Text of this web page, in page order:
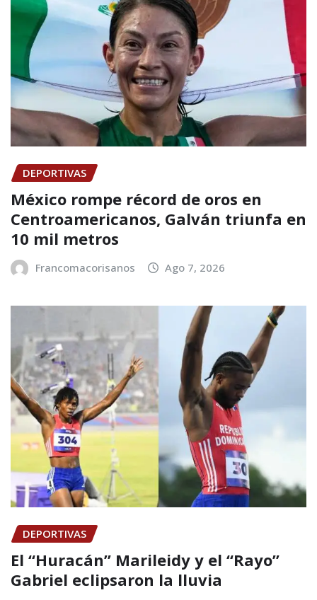
DEPORTIVAS
México rompe récord de oros en
Centroamericanos, Galván triunfa en
10 mil metros
Francomacorisanos Ago 7, 2026
DEPORTIVAS
El “Huracán” Marileidy y el “Rayo”
Gabriel eclipsaron la lluvia